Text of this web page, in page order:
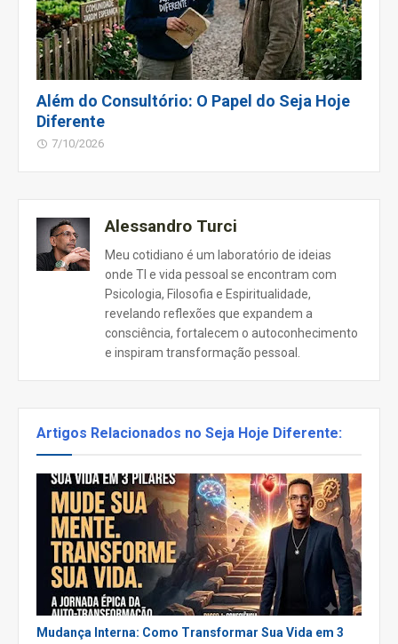
Além do Consultório: O Papel do Seja Hoje
Diferente
7/10/2026
Alessandro Turci
Meu cotidiano é um laboratório de ideias
onde TI e vida pessoal se encontram com
Psicologia, Filosofia e Espiritualidade,
revelando reflexões que expandem a
consciência, fortalecem o autoconhecimento
e inspiram transformação pessoal.
Artigos Relacionados no Seja Hoje Diferente:
Mudança Interna: Como Transformar Sua Vida em 3